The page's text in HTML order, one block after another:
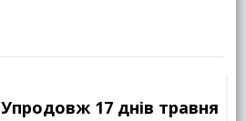
Упродовж 17 днів травня